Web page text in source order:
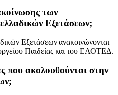
των
Εξετάσεων;
Εξετάσεων ανακοινώνονται
Παιδείας και του ΕΛΟΤΕΔ.
που ακολουθούνται στην